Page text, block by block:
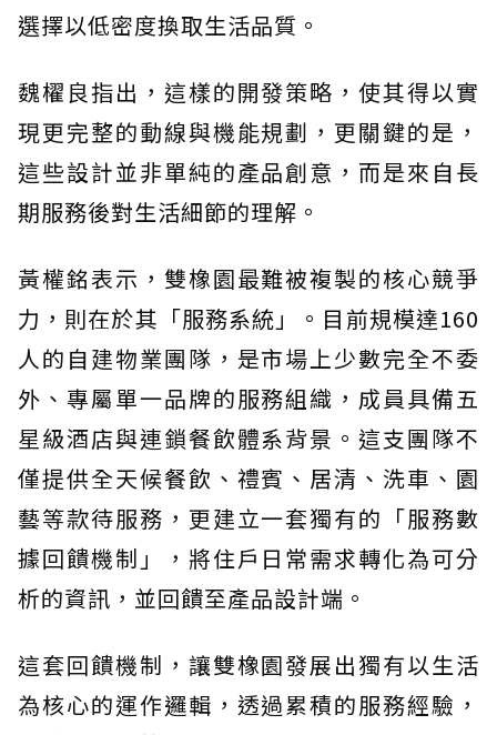
選擇以低密度換取生活品質。
魏櫂良指出，這樣的開發策略，使其得以實
現更完整的動線與機能規劃，更關鍵的是，
這些設計並非單純的產品創意，而是來自長
期服務後對生活細節的理解。
黃權銘表示，雙橡園最難被複製的核心競爭
力，則在於其「服務系統」。目前規模達160
人的自建物業團隊，是市場上少數完全不委
外、專屬單一品牌的服務組織，成員具備五
星級酒店與連鎖餐飲體系背景。這支團隊不
僅提供全天候餐飲、禮賓、居清、洗車、園
藝等款待服務，更建立一套獨有的「服務數
據回饋機制」，將住戶日常需求轉化為可分
析的資訊，並回饋至產品設計端。
這套回饋機制，讓雙橡園發展出獨有以生活
為核心的運作邏輯，透過累積的服務經驗，